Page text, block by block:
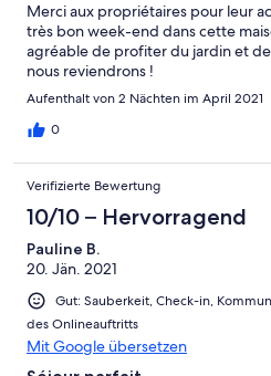
Merci aux propriétaires pour leur
très bon week-end dans cette
agréable de profiter du jardin et
nous reviendrons !
Aufenthalt von 2 Nächten im April 2021
0
Verifizierte Bewertung
10/10 – Hervorragend
Pauline B.
20. Jän. 2021
Gut: Sauberkeit, Check-in,
des Onlineauftritts
Mit Google übersetzen